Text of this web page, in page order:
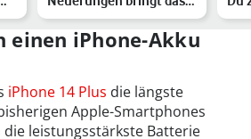
Update auf Dein iPhone
einen iPhone-Akku
iPhone 14 Plus die längste
Apple-Smartphones
die leistungsstärkste Batterie